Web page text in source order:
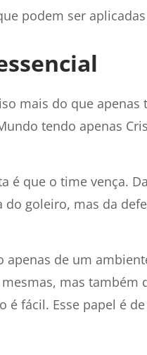
podem ser
mais do que
tendo apenas
é que o time vença.
goleiro, mas da
de um
mas também
fácil. Esse papel é